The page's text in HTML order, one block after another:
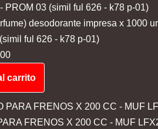
desodorante impresa x 1000
ful 626 - k78 p-01)
carrito
FRENOS X 200 CC - MUF